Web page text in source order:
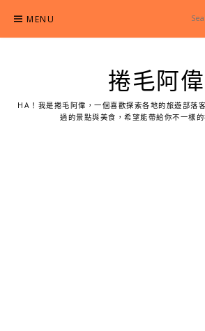
content
MENU
捲毛阿偉
HA！我是捲毛阿偉，一個喜歡探索各地的旅遊部落
過的景點與美食，希望能帶給你不一樣的